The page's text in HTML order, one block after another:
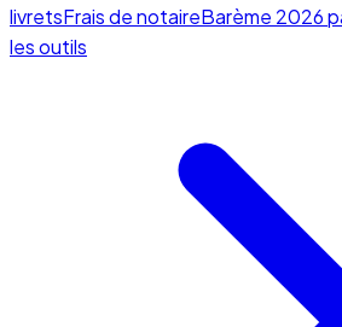
livretsFrais de notaireBarème 2026
les outils